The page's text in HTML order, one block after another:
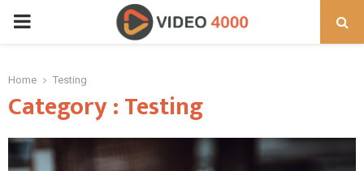
PRIMARY
Home Testing
Category : Testing